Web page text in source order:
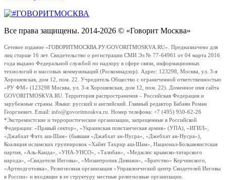
Все права защищены. 2014-2026 © «Говорит Москва»
Сетевое издание «ГОВОРИТМОСКВА.РУ/GOVORITMOSKVA.RU». Предназначено для
лиц старше 16 лет. Свидетельство о регистрации СМИ Эл № 77-64961 от 04 марта 2016
года выдано Федеральной службой по надзору в сфере связи, информационных
технологий и массовых коммуникаций (Роскомнадзор). Адрес: 123298, Москва, ул. 3-я
Хорошевская, дом 12, пом. 22. Учредитель Общество с ограниченной ответственностью
«РУ ФМ» (123298 Москва, ул. 3-я Хорошевская, дом 12, пом. 22). Доменное имя сайта
GOVORITMOSKVA.RU. Территория распространения – Российская Федерация и
зарубежные страны. Языки: русский и английский. Главный редактор Бабаян Роман
Георгиевич. Email: info@govoritmoskva.ru. Номер телефона: +7 (495) 950-62-26
*Экстремистские и террористические организации, запрещенные в Российской
Федерации: «Правый сектор», «Украинская повстанческая армия» (УПА), «ИГИЛ»,
«Джабхат Фатх аш-Шам» (бывшая «Джабхат ан-Нусра», «Джебхат ан-Нусра»),
Коалиция исламских группировок «Хайят Тахрир аш-Шам», Национал-Большевистская
партия, «Аль-Каида», «УНА-УНСО», «Талибан», «Меджлис крымско-татарского
народа», «Свидетели Иеговы», «Мизантропик Дивижн», «Братство» Корчинского,
«Артподготовка», Религиозная организация «Управленческий центр Свидетелей Иеговы
в России» и входящие в ее структуру местные религиозные организации.